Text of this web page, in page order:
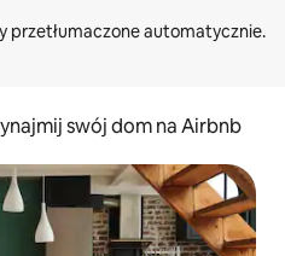
swój dom na Airbnb